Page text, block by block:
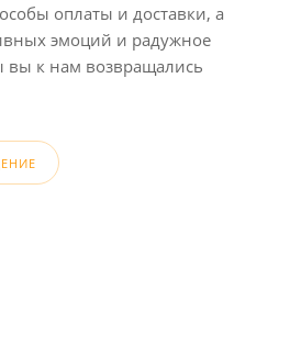
оплаты и доставки, а
эмоций и радужное
вы к нам возвращались